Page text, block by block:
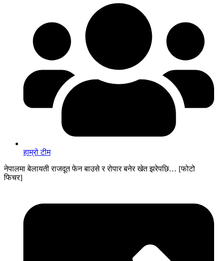
हाम्रो टीम
नेपालमा बेलायती राजदूत फेन बाउसे र रोपार बनेर खेत झरेपछि… [फोटो
फिचर]